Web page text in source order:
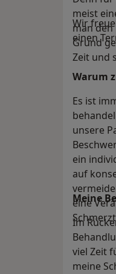
meist
man
Grund
Zeit und
Wir
einen
Warum
Es ist
unsere
ein
auf
eine
Meine
Im
viel Zeit
meine